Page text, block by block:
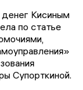
Кисиным
по статье
Супорткиной.